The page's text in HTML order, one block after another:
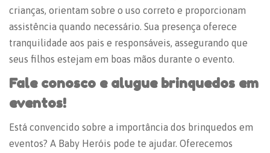
crianças, orientam sobre o uso correto e proporcionam
assistência quando necessário. Sua presença oferece
tranquilidade aos pais e responsáveis, assegurando que
seus filhos estejam em boas mãos durante o evento.
Fale conosco e alugue brinquedos em
eventos!
Está convencido sobre a importância dos brinquedos em
eventos? A Baby Heróis pode te ajudar. Oferecemos